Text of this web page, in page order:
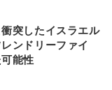
突したイスラエル
ンドリーファイ
能性